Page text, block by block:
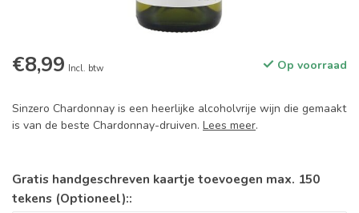
€8,99 Incl. btw Op voorraad
Sinzero Chardonnay is een heerlijke alcoholvrije wijn die gemaakt
is van de beste Chardonnay-druiven. Lees meer.
Gratis handgeschreven kaartje toevoegen max. 150
tekens (Optioneel)::